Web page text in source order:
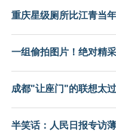
重庆星级厕所比江青当
一组偷拍图片！绝对精
成都"让座门"的联想太
半笑话：人民日报专访